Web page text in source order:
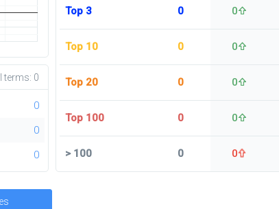
terms: 0
0
0
0
Top 3 0 0
Top 10 0 0
Top 20 0 0
Top 100 0 0
>100 0 0